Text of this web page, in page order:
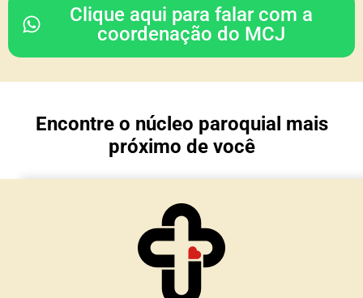
Rodrigo & Simone
(Julia, João Paulo e Mariana)
Nossa Senhora da Glória
TESOURARIA
Núcleo Imaculada Conceição
Morro Reuter/RS
Clique aqui para falar com a
coordenação do MCJ
Encontre o núcleo paroquial mais
próximo de você